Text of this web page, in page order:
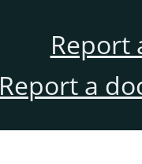
Report
Report a